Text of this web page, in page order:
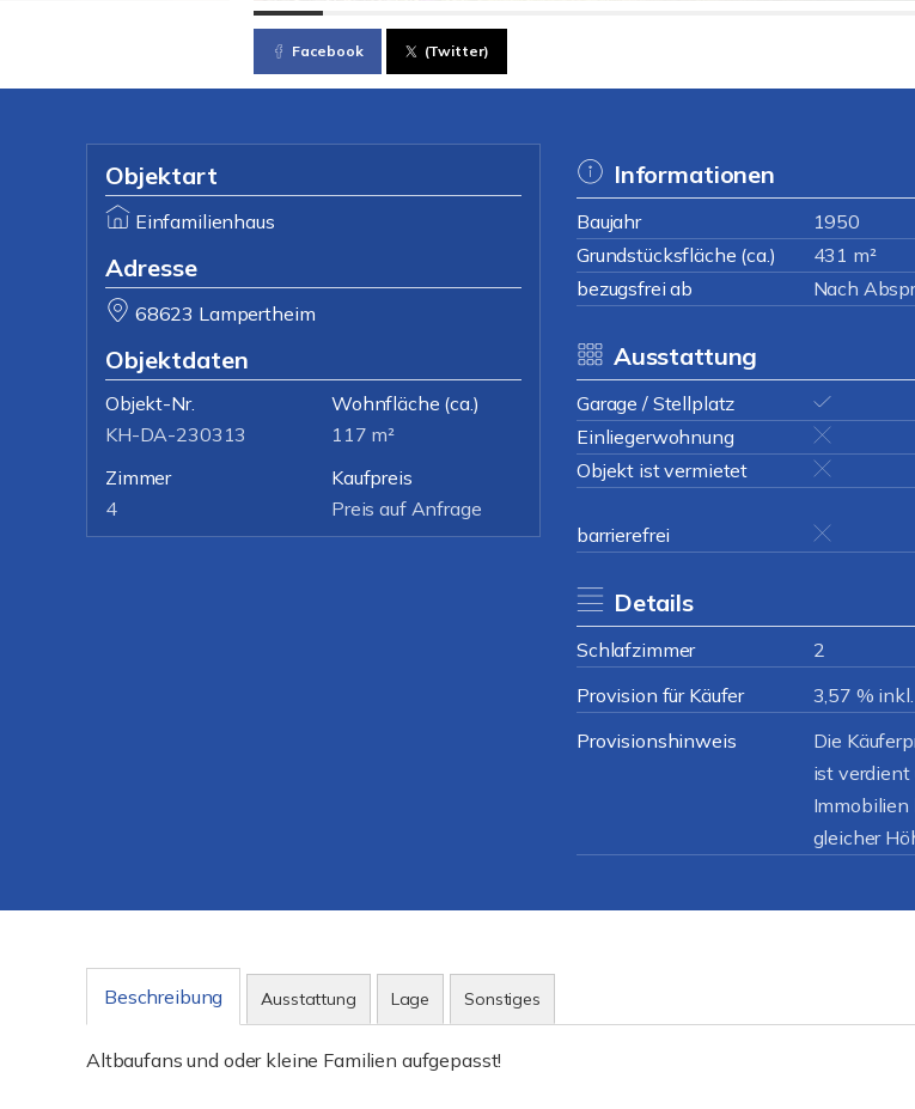
Facebook (Twitter)
Objektart
Einfamilienhaus
Adresse
68623 Lampertheim
Objektdaten
Objekt-Nr.
KH-DA-230313
Wohnfläche (ca.)
117 m²
Zimmer
4
Kaufpreis
Preis auf Anfrage
Informationen
Baujahr 1950
Grundstücksfläche (ca.)
431 m²
bezugsfrei ab
Nach
Ausstattung
Garage / Stellplatz
Einliegerwohnung
Objekt ist vermietet
barrierefrei
Details
Schlafzimmer 2
Provision für Käufer
3,57 %
Provisionshinweis
Die
ist verdient
gleicher
Beschreibung Ausstattung Lage Sonstiges
Altbaufans und oder kleine Familien aufgepasst!